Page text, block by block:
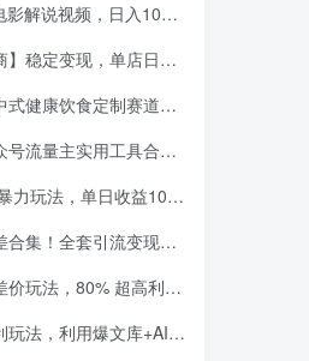
说视频，日入1000+！
500+，软件挂机全自动发货，轻松实现月入1w+！
赛道，AI 十分钟做爆款，变现超给力
集，从选题到变现，一篇搞定（新手必备）
日收益1000+，小白看完即可上手
套引流变现玩法，保姆级拆解
80% 超高利润，日入轻松过千
助，轻松矩阵、当天起号，简单粗暴，日入1000+